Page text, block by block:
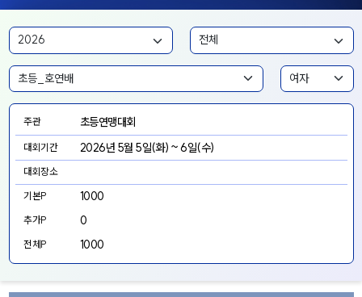
초등연맹대회
주관
2026년 5월 5일(화) ~ 6일(수)
대회기간
대회장소
1000
기본P
0
추가P
1000
전체P